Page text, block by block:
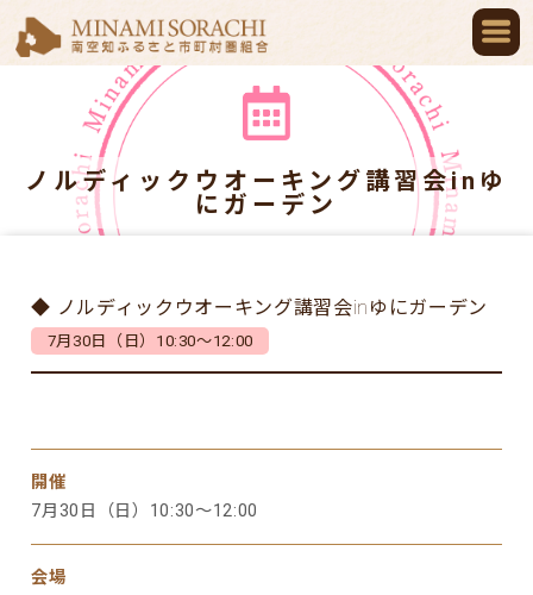
ノルディックウオーキング講習会inゆ
にガーデン
◆ ノルディックウオーキング講習会inゆにガーデン
7月30日（日）10:30～12:00
開催
7月30日（日）10:30～12:00
会場